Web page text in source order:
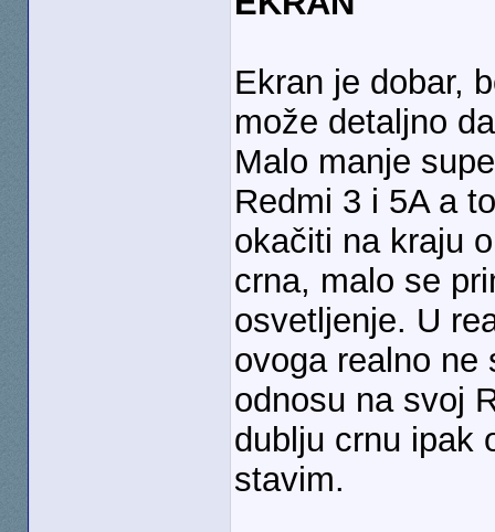
Ekran je dobar,
može detaljno
Malo manje
Redmi 3 i 5A a
okačiti na kraju
crna, malo se
osvetljenje. U
ovoga realno ne
odnosu na svoj
dublju crnu ipak
stavim.